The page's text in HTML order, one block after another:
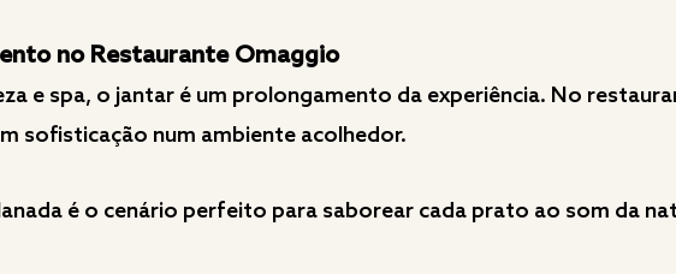
no Restaurante Omaggio
e spa, o jantar é um prolongamento da experiência. No
sofisticação num ambiente acolhedor.
é o cenário perfeito para saborear cada prato ao som da